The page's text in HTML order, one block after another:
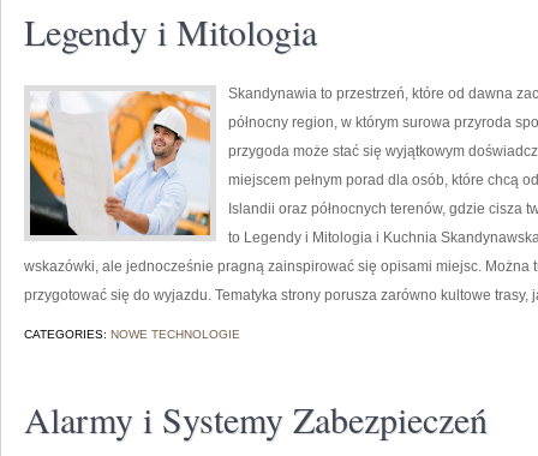
Legendy i Mitologia
Skandynawia to przestrzeń, które od dawna
północny region, w którym surowa przyroda
przygoda może stać się wyjątkowym
miejscem pełnym porad dla osób, które chcą
Islandii oraz północnych terenów, gdzie cisza
to Legendy i Mitologia i Kuchnia
wskazówki, ale jednocześnie pragną zainspirować się opisami miejsc. Można
przygotować się do wyjazdu. Tematyka strony porusza zarówno kultowe trasy,
CATEGORIES: NOWE TECHNOLOGIE
Alarmy i Systemy Zabezpieczeń